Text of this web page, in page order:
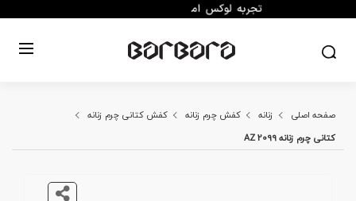
صفحه اصلی زنانه کفش چرم زنانه
کفش کتانی چرم زنانه
کتانی چرم زنانه AZ 2099